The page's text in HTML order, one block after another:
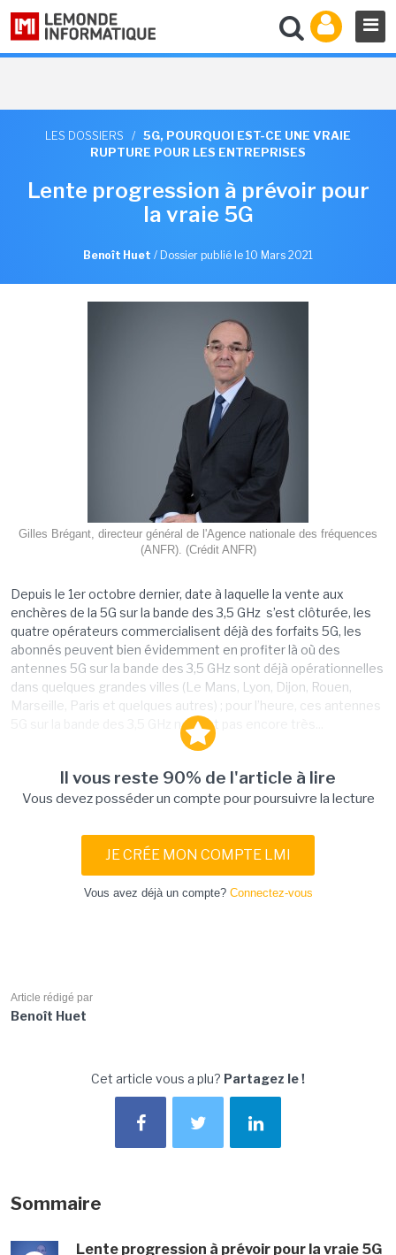
LES DOSSIERS / 5G, POURQUOI EST-CE UNE VRAIE
RUPTURE POUR LES ENTREPRISES
Lente progression à prévoir pour
la vraie 5G
Benoît Huet / Dossier publié le 10 Mars 2021
Gilles Brégant, directeur général de l'Agence nationale des fréquences
(ANFR). (Crédit ANFR)
Depuis le 1er octobre dernier, date à laquelle la vente aux
enchères de la 5G sur la bande des 3,5 GHz s’est clôturée, les
quatre opérateurs commercialisent déjà des forfaits 5G, les
abonnés peuvent bien évidemment en profiter là où des
antennes 5G sur la bande des 3,5 GHz sont déjà opérationnelles
dans quelques grandes villes (Le Mans, Lyon, Dijon, Rouen,
Marseille, Paris et quelques autres) ; pour l’heure, ces antennes
5G sur la bande des 3,5 GHz ne sont pas encore très...
Il vous reste 90% de l'article à lire
Vous devez posséder un compte pour poursuivre la lecture
JE CRÉE MON COMPTE LMI
Vous avez déjà un compte? Connectez-vous
Article rédigé par
Benoît Huet
Cet article vous a plu? Partagez le !
Sommaire
Lente progression à prévoir pour la vraie 5G